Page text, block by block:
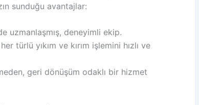
sunduğu avantajlar:
uzmanlaşmış, deneyimli ekip.
her türlü yıkım ve kırım işlemini hızlı ve
geri dönüşüm odaklı bir hizmet